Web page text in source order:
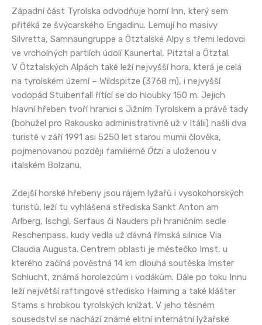
Západní část Tyrolska odvodňuje horní Inn, který sem
přitéká ze švýcarského Engadinu. Lemují ho masivy
Silvretta, Samnaungruppe a Ötztalské Alpy s třemi ledovci
ve vrcholných partiích údolí Kaunertal, Pitztal a Ötztal.
V Ötztalských Alpách také leží nejvyšší hora, která je celá
na tyrolském území – Wildspitze (3768 m), i nejvyšší
vodopád Stuibenfall řítící se do hloubky 150 m. Jejich
hlavní hřeben tvoří hranici s Jižním Tyrolskem a právě tady
(bohužel pro Rakousko administrativně už v Itálii) našli dva
turisté v září 1991 asi 5250 let starou mumii člověka,
pojmenovanou později familiérně Ötzi a uloženou v
italském Bolzanu.
Zdejší horské hřebeny jsou rájem lyžařů i vysokohorských
turistů, leží tu vyhlášená střediska Sankt Anton am
Arlberg, Ischgl, Serfaus či Nauders při hraničním sedle
Reschenpass, kudy vedla už dávná římská silnice Via
Claudia Augusta. Centrem oblasti je městečko Imst, u
kterého začíná pověstná 14 km dlouhá soutěska Imster
Schlucht, známá horolezcům i vodákům. Dále po toku Innu
leží největší raftingové středisko Haiming a také klášter
Stams s hrobkou tyrolských knížat. V jeho těsném
sousedství se nachází známé elitní internátní lyžařské